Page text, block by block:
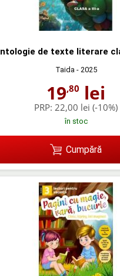
de texte literare
Taida- 2025
19,80 lei
PRP: 22,00 lei (-10%)
în stoc
Cumpără